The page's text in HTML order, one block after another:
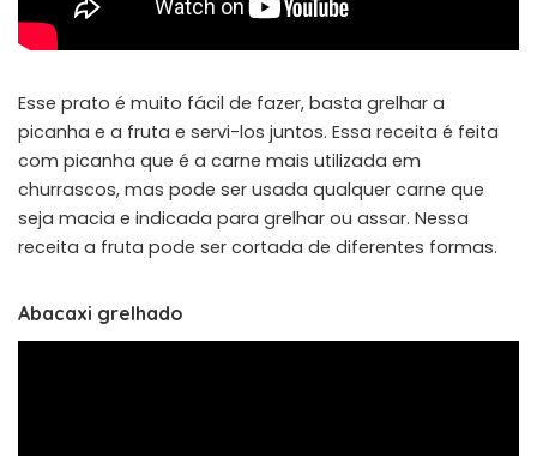
Esse prato é muito fácil de fazer, basta grelhar a
picanha e a fruta e servi-los juntos. Essa receita é feita
com picanha que é a carne mais utilizada em
churrascos, mas pode ser usada qualquer carne que
seja macia e indicada para grelhar ou assar. Nessa
receita a fruta pode ser cortada de diferentes formas.
Abacaxi grelhado